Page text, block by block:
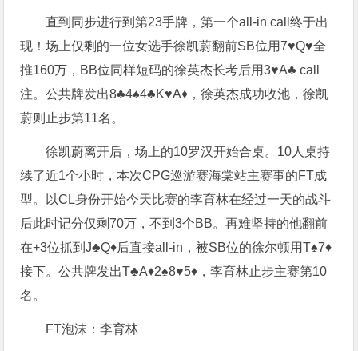
直到同步进行到第23手牌，第一个all-in call终于出
现！场上仅剩的一位女选手徐凯蔚翻前SB位用7♥Q♥全
推160万，BB位同样短码的徐英杰长考后用3♥A♣ call
注。公共牌发出8♣4♠4♣K♥A♦，徐英杰成功收池，徐凯
蔚则止步第11名。
徐凯蔚离开后，场上的10罗汉开始合桌。10人桌持
续了近1个小时，本次CPG巡游赛海棠站主赛事的FT成
型。
以CL身份开始今天比赛的李育林在经过一天的战斗
后此时记分仅剩70万，不到3个BB。再难坚持的他翻前
在+3位抓到J♣Q♦后直接all-in，被SB位的徐尔顿用T♠7♦
接下。公共牌发出T♣A♦2♠8♥5♦，李育林止步主赛第10
名。
FT泡沫：李育林